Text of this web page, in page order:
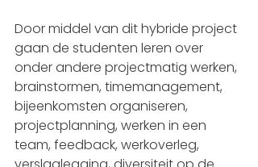
Door middel van dit hybride project
gaan de studenten leren over
onder andere projectmatig werken,
brainstormen, timemanagement,
bijeenkomsten organiseren,
projectplanning, werken in een
team, feedback, werkoverleg,